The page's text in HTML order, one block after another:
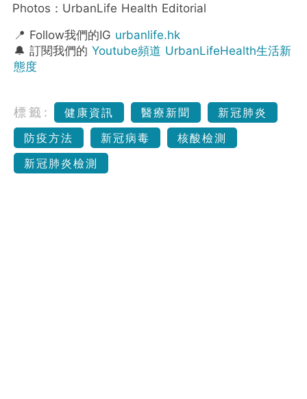
Photos：UrbanLife Health Editorial
📍 Follow我們的IG urbanlife.hk
🔔 訂閱我們的 Youtube頻道 UrbanLifeHealth生活新
態度
標籤: 健康資訊 醫療新聞
新冠肺炎
防疫方法
新冠病毒
核酸檢測
新冠肺炎檢測